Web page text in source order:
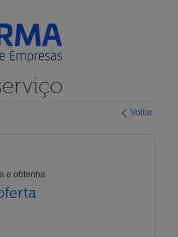
Voltar
e obtenha